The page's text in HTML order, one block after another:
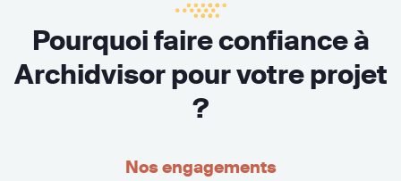
Pourquoi faire confiance à
Archidvisor pour votre projet
?
Nos engagements